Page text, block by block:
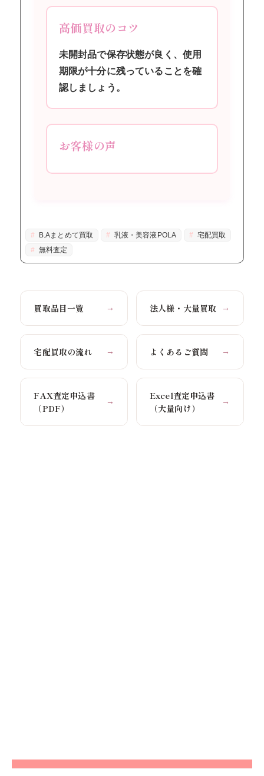
高価買取のコツ
未開封品で保存状態が良く、使用
期限が十分に残っていることを確
認しましょう。
お客様の声
B.Aまとめて買取 乳液・美容液POLA
宅配買取
無料査定
買取品目一覧 → 法人様・大量買取 →
宅配買取の流れ → よくあるご質問 →
FAX査定申込書
（PDF）
→
Excel査定申込書
（大量向け）
→